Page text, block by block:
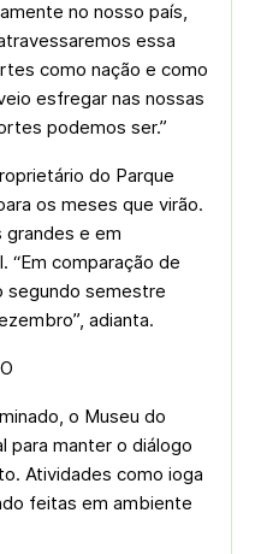
no nosso país,
essa
como nação e como
esfregar nas nossas
podemos ser.”
do Parque
os meses que virão.
e em
“Em comparação de
segundo semestre
adianta.
o Museu do
para manter o diálogo
Atividades como ioga
feitas em ambiente